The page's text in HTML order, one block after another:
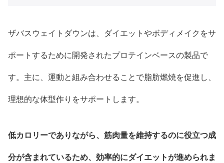
ザバスウェイトダウンは、ダイエットやボディメイクをサ
ポートするために開発されたプロテインベースの製品で
す。主に、運動と組み合わせることで脂肪燃焼を促進し、
理想的な体型作りをサポートします。
低カロリーでありながら、筋肉量を維持するのに役立つ成
分が含まれているため、効率的にダイエットが進められま